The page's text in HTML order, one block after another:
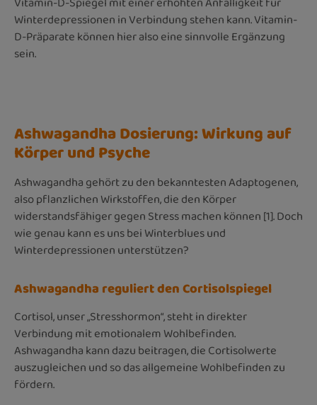
Winterdepressionen in Verbindung stehen kann. Vitamin-
D-Präparate können hier also eine sinnvolle Ergänzung
sein.
Ashwagandha Dosierung: Wirkung auf
Körper und Psyche
Ashwagandha gehört zu den bekanntesten Adaptogenen,
also pflanzlichen Wirkstoffen, die den Körper
widerstandsfähiger gegen Stress machen können [1]. Doch
wie genau kann es uns bei Winterblues und
Winterdepressionen unterstützen?
Ashwagandha reguliert den Cortisolspiegel
Cortisol, unser „Stresshormon“, steht in direkter
Verbindung mit emotionalem Wohlbefinden.
Ashwagandha kann dazu beitragen, die Cortisolwerte
auszugleichen und so das allgemeine Wohlbefinden zu
fördern.